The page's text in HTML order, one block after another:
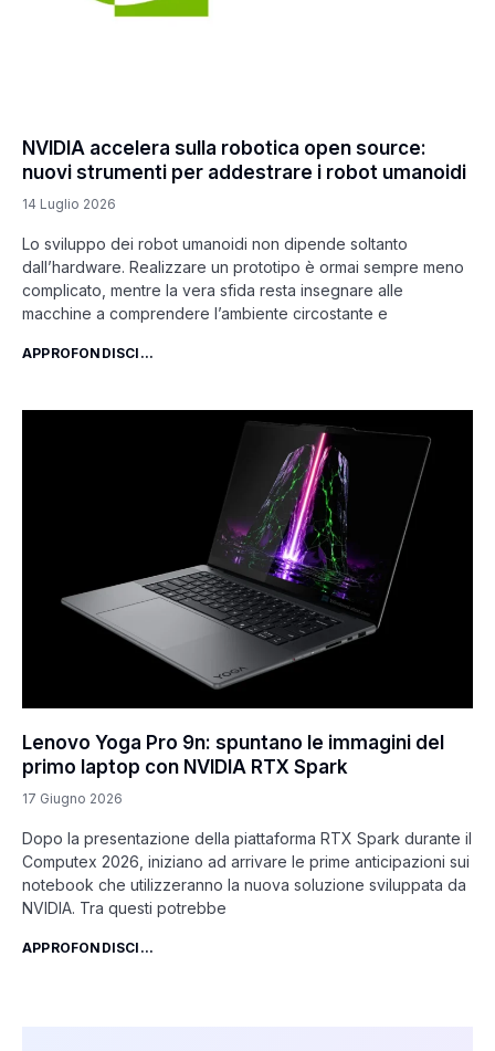
NVIDIA accelera sulla robotica open source:
nuovi strumenti per addestrare i robot umanoidi
14 Luglio 2026
Lo sviluppo dei robot umanoidi non dipende soltanto
dall’hardware. Realizzare un prototipo è ormai sempre meno
complicato, mentre la vera sfida resta insegnare alle
macchine a comprendere l’ambiente circostante e
APPROFONDISCI...
Lenovo Yoga Pro 9n: spuntano le immagini del
primo laptop con NVIDIA RTX Spark
17 Giugno 2026
Dopo la presentazione della piattaforma RTX Spark durante il
Computex 2026, iniziano ad arrivare le prime anticipazioni sui
notebook che utilizzeranno la nuova soluzione sviluppata da
NVIDIA. Tra questi potrebbe
APPROFONDISCI...